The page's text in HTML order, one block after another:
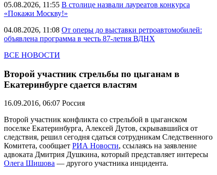
05.08.2026, 11:55 В столице назвали лауреатов конкурса
«Покажи Москву!»
04.08.2026, 11:08 От оперы до выставки ретроавтомобилей:
объявлена программа в честь 87-летия ВДНХ
ВСЕ НОВОСТИ
Второй участник стрельбы по цыганам в
Екатеринбурге сдается властям
16.09.2016, 06:07 Россия
Второй участник конфликта со стрельбой в цыганском
поселке Екатеринбурга, Алексей Дутов, скрывавшийся от
следствия, решил сегодня сдаться сотрудникам Следственного
Комитета, сообщает РИА Новости, ссылаясь на заявление
адвоката Дмитрия Душкина, который представляет интересы
Олега Шишова — другого участника инцидента.